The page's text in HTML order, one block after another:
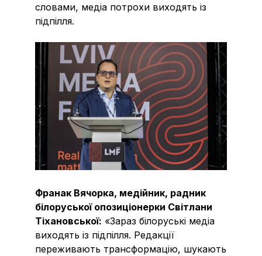
словами, медіа потрохи виходять із
підпілля.
Франак Вячорка, медійник, радник
білоруської опозиціонерки Світлани
Тіхановської: «Зараз білоруські медіа
виходять із підпілля. Редакції
переживають трансформацію, шукають